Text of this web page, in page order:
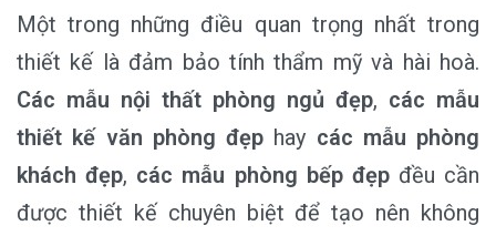
Một trong những điều quan trọng nhất trong
thiết kế là đảm bảo tính thẩm mỹ và hài hoà.
Các mẫu nội thất phòng ngủ đẹp, các mẫu
thiết kế văn phòng đẹp hay các mẫu phòng
khách đẹp, các mẫu phòng bếp đẹpđều cần
được thiết kế chuyên biệt để tạo nên không